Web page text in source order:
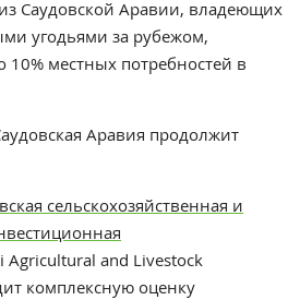
Саудовской Аравии, владеющих
угодьями за рубежом,
местных потребностей в
Аравия продолжит
сельскохозяйственная и
Agricultural and Livestock
комплексную оценку